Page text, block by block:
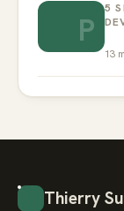
P
5
13
Thierry